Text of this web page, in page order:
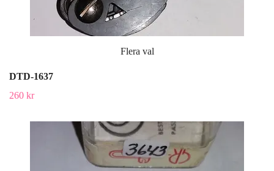
Flera val
DTD-1637
260 kr